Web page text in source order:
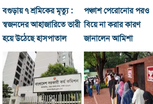
বগুড়ায় ৭ শ্রমিকের মৃত্যু :
স্বজনদের আহাজারিতে ভারী
হয়ে উঠেছে হাসপাতাল
পঞ্চাশ পেরোনোর পরও
বিয়ে না করার কারণ
জানালেন আমিশা